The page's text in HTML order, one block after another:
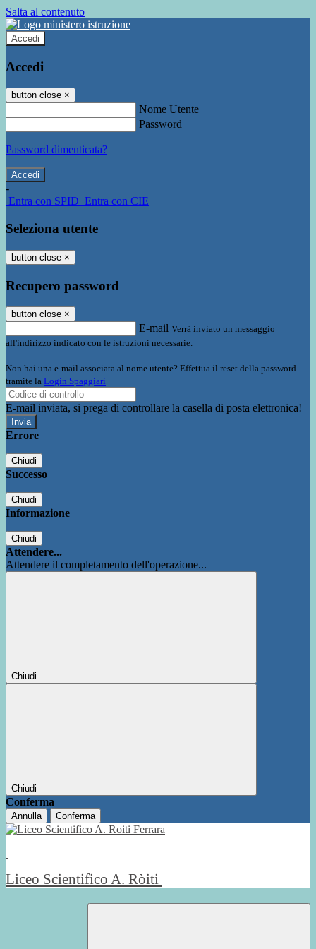
Salta al contenuto
Accedi
Accedi
button close ×
Nome Utente
Password
Password dimenticata?
-
Entra con SPID Entra con CIE
Seleziona utente
button close ×
Recupero password
button close ×
E-mail Verrà inviato un messaggio
all'indirizzo indicato con le istruzioni necessarie.
Non hai una e-mail associata al nome utente? Effettua il reset della password
tramite la Login Spaggiari
E-mail inviata, si prega di controllare la casella di posta elettronica!
Errore
Chiudi
Successo
Chiudi
Informazione
Chiudi
Attendere...
Attendere il completamento dell'operazione...
Chiudi
Chiudi
Conferma
Annulla Conferma
Liceo Scientifico A. Ròiti